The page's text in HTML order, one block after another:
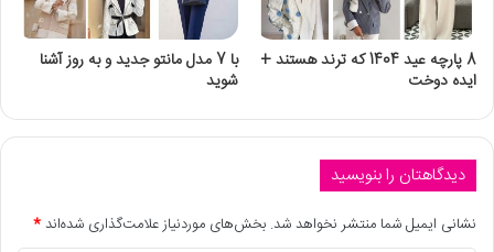
8 پارچه عید 1404 که ترند هستند +
ایده دوخت
با 7 مدل مانتو جدید و به روز آشنا
شوید
دیدگاهتان را بنویسید
نشانی ایمیل شما منتشر نخواهد شد. بخش‌های موردنیاز علامت‌گذاری شده‌اند*